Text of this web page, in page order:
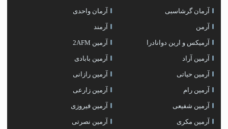
آرمان گرشاسبی آرمان واحدی
آرمن آرمند
آرمیکس و ارین دوانادرا آرمین 2AFM
آرمین آراد آرمین بابادی
آرمین حیاتی آرمین رازانی
آرمین رام آرمین زارعی
آرمین شفیعی آرمین فیروزی
آرمین مکری آرمین نصرتی